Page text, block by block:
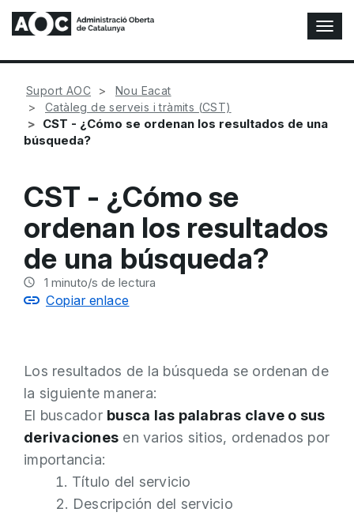
A
l
t
a
g
Suport AOC
Nou Eacat
Catàleg de serveis i tràmits (CST)
CST - ¿Cómo se ordenan los resultados de una
búsqueda?
CST - ¿Cómo se
ordenan los resultados
de una búsqueda?
1 minuto/s de lectura
Copiar enlace
Los resultados de la búsqueda se ordenan de
la siguiente manera:
El buscador busca las palabras clave o sus
derivaciones en varios sitios, ordenados por
importancia:
Título del servicio
Descripción del servicio